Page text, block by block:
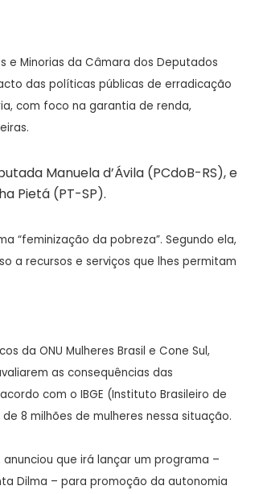
e Minorias da Câmara dos Deputados
das políticas públicas de erradicação
com foco na garantia de renda,
Manuela d’Ávila (PCdoB-RS), e
Pietá (PT-SP).
“feminização da pobreza”. Segundo ela,
a recursos e serviços que lhes permitam
da ONU Mulheres Brasil e Cone Sul,
as consequências das
com o IBGE (Instituto Brasileiro de
8 milhões de mulheres nessa situação.
que irá lançar um programa –
Dilma – para promoção da autonomia